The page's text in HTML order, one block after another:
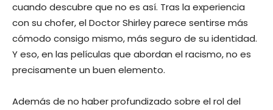
cuando descubre que no es así. Tras la experiencia
con su chofer, el Doctor Shirley parece sentirse más
cómodo consigo mismo, más seguro de su identidad.
Y eso, en las películas que abordan el racismo, no es
precisamente un buen elemento.
Además de no haber profundizado sobre el rol del